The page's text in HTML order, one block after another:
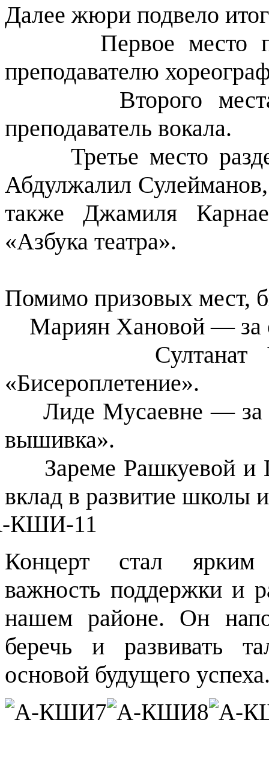
Далее жюри подвело
Первое место
преподавателю
Второго
преподаватель вокала.
Третье место
Абдулжалил
также Джамиля
«Азбука театра».
Помимо призовых мест,
Мариян Хановой — за
«Бисероплетение».
Лиде Мусаевне — за
вышивка».
Зареме Рашкуевой
вклад в развитие школы
Концерт стал ярким
важность поддержки и
нашем районе. Он
беречь и развивать
основой будущего